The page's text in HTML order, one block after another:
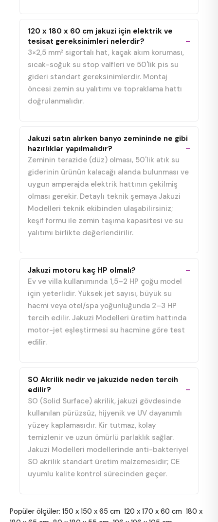
120 x 180 x 60 cm jakuzi için elektrik ve
tesisat gereksinimleri nelerdir?
3×2,5 mm² sigortalı hat, kaçak akım koruması,
sıcak-soğuk su stop valfleri ve 50'lik pis su
gideri standart gereksinimlerdir. Montaj
öncesi zemin su yalıtımı ve topraklama hattı
doğrulanmalıdır.
Jakuzi satın alırken banyo zemininde ne gibi
hazırlıklar yapılmalıdır?
Zeminin terazide (düz) olması, 50'lik atık su
giderinin ürünün kalacağı alanda bulunması ve
uygun amperajda elektrik hattının çekilmiş
olması gerekir. Detaylı teknik şemaya Jakuzi
Modelleri teknik ekibinden ulaşabilirsiniz;
keşif formu ile zemin taşıma kapasitesi ve su
yalıtımı birlikte değerlendirilir.
Jakuzi motoru kaç HP olmalı?
Ev ve villa kullanımında 1,5–2 HP çoğu model
için yeterlidir. Yüksek jet sayısı, büyük su
hacmi veya otel/spa yoğunluğunda 2–3 HP
tercih edilir. Jakuzi Modelleri üretim hattında
motor-jet eşleştirmesi su hacmine göre test
edilir.
SO Akrilik nedir ve jakuzide neden tercih
edilir?
SO (Solid Surface) akrilik, jakuzi gövdesinde
kullanılan pürüzsüz, hijyenik ve UV dayanımlı
yüzey kaplamasıdır. Kir tutmaz, kolay
temizlenir ve uzun ömürlü parlaklık sağlar.
Jakuzi Modelleri modellerinde anti-bakteriyel
SO akrilik standart üretim malzemesidir; CE
uyumlu kalite kontrol sürecinden geçer.
Popüler ölçüler: 150 x 150 x 65 cm 120 x 170 x 60 cm 180 x